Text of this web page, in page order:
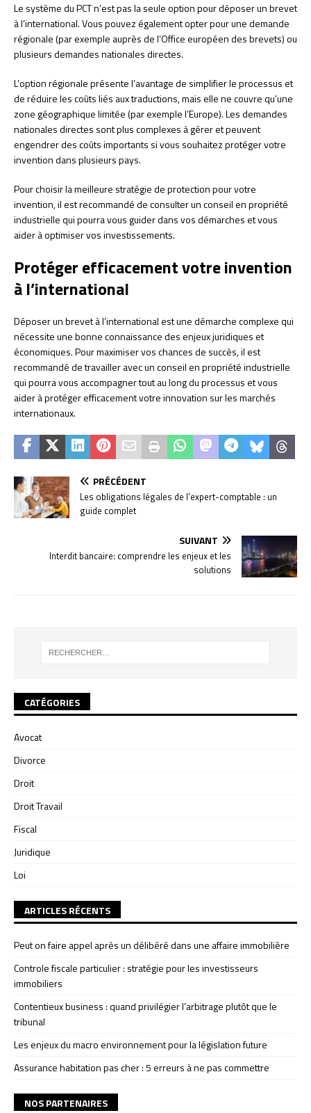
Le système du PCT n’est pas la seule option pour déposer un brevet
à l’international. Vous pouvez également opter pour une demande
régionale (par exemple auprès de l’Office européen des brevets) ou
plusieurs demandes nationales directes.
L’option régionale présente l’avantage de simplifier le processus et
de réduire les coûts liés aux traductions, mais elle ne couvre qu’une
zone géographique limitée (par exemple l’Europe). Les demandes
nationales directes sont plus complexes à gérer et peuvent
engendrer des coûts importants si vous souhaitez protéger votre
invention dans plusieurs pays.
Pour choisir la meilleure stratégie de protection pour votre
invention, il est recommandé de consulter un conseil en propriété
industrielle qui pourra vous guider dans vos démarches et vous
aider à optimiser vos investissements.
Protéger efficacement votre invention
à l’international
Déposer un brevet à l’international est une démarche complexe qui
nécessite une bonne connaissance des enjeux juridiques et
économiques. Pour maximiser vos chances de succès, il est
recommandé de travailler avec un conseil en propriété industrielle
qui pourra vous accompagner tout au long du processus et vous
aider à protéger efficacement votre innovation sur les marchés
internationaux.
PRÉCÉDENT
Les obligations légales de l’expert-comptable : un
guide complet
SUIVANT
Interdit bancaire: comprendre les enjeux et les
solutions
CATÉGORIES
Avocat
Divorce
Droit
Droit Travail
Fiscal
Juridique
Loi
ARTICLES RÉCENTS
Peut on faire appel après un délibéré dans une affaire immobilière
Controle fiscale particulier : stratégie pour les investisseurs
immobiliers
Contentieux business : quand privilégier l’arbitrage plutôt que le
tribunal
Les enjeux du macro environnement pour la législation future
Assurance habitation pas cher : 5 erreurs à ne pas commettre
NOS PARTENAIRES